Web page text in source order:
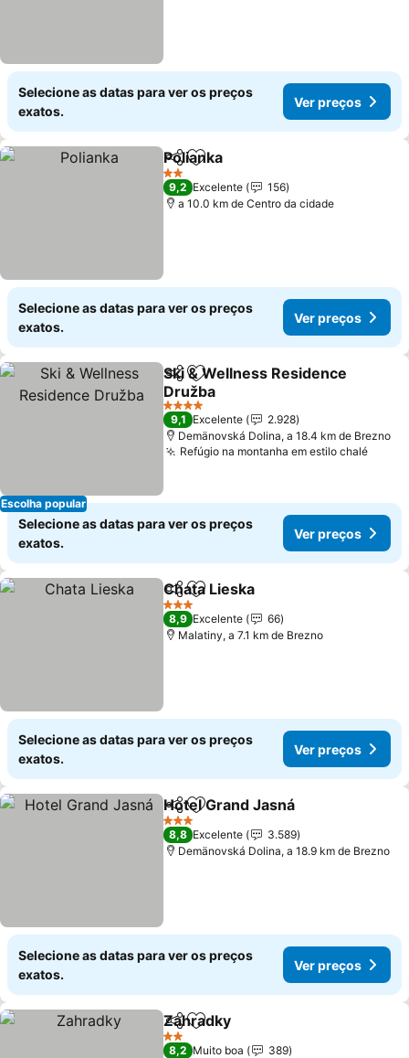
Selecione as datas para ver os preços
exatos.
Ver preços
PartilharAdicionar aos favoritos
Polianka
2 Estrelas
9,2 Excelente
156
a 10.0 km de Centro da cidade
Selecione as datas para ver os preços
exatos.
Ver preços
Escolha popular
PartilharAdicionar aos favoritos
Ski & Wellness Residence
Družba
Ver preços
4 Estrelas
9,1 Excelente
2.928
Demänovská Dolina, a 18.4 km de Brezno
Refúgio na montanha em estilo chaléVer
Selecione as datas para ver os preços
exatos.
Ver preços
PartilharAdicionar aos favoritos
Chata Lieska
3 Estrelas
8,9 Excelente
66
Malatiny, a 7.1 km de Brezno
Selecione as datas para ver os preços
exatos.
Ver preços
PartilharAdicionar aos favoritos
Hotel Grand Jasná
3 Estrelas
8,8 Excelente
3.589
Demänovská Dolina, a 18.9 km de Brezno
Selecione as datas para ver os preços
exatos.
Ver preços
PartilharAdicionar aos favoritos
Zahradky
2 Estrelas
8,2 Muito boa
389